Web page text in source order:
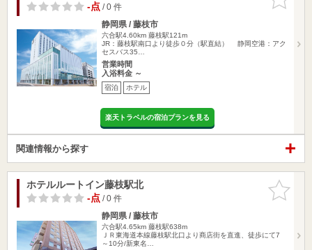
りに追加
-点/ 0 件
静岡県 / 藤枝市
六合駅4.60km 藤枝駅121m
JR：藤枝駅南口より徒歩０分（駅直結） 静岡空港：アク
セスバス35…
営業時間
入浴料金 ～
宿泊 ホテル
楽天トラベルの宿泊プランを見る
関連情報から探す
お気に入
りに追加
ホテルルートイン藤枝駅北
-点/ 0 件
静岡県 / 藤枝市
六合駅4.65km 藤枝駅638m
ＪＲ東海道本線藤枝駅北口より商店街を直進、徒歩にて7
～10分/新東名…